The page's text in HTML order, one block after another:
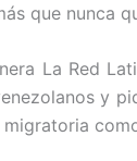
que nunca
La Red
y